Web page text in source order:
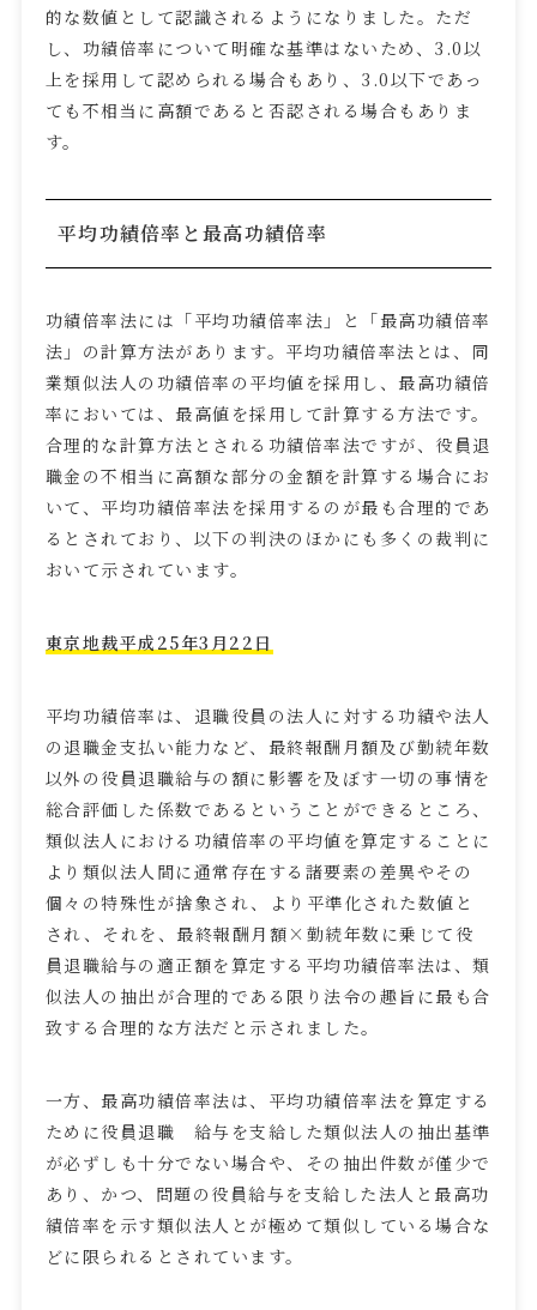
的な数値として認識されるようになりました。ただ
し、功績倍率について明確な基準はないため、 3.0以
上を採用して認められる場合もあり、 3.0以下であっ
ても不相当に高額であると否認される場合もありま
す。
平均功績倍率と最高功績倍率
功績倍率法には「平均功績倍率法」と「最高功績倍率
法」の計算方法があります。平均功績倍率法とは、同
業類似法人の功績倍率の平均値を採用し、最高功績倍
率においては、最高値を採用して計算する方法です。
合理的な計算方法とされる功績倍率法ですが、役員退
職金の不相当に高額な部分の金額を計算する場合にお
いて、平均功績倍率法を採用するのが最も合理的であ
るとされており、以下の判決のほかにも多くの裁判に
おいて示されています。
東京地裁平成 25年3 月 22 日
平均功績倍率は、退職役員の法人に対する功績や法人
の退職金支払い能力など、最終報酬月額及び勤続年数
以外の役員退職給与の額に影響を及ぼす一切の事情を
総合評価した係数であるということができるところ、
類似法人における功績倍率の平均値を算定することに
より類似法人間に通常存在する諸要素の差異やその
個々の特殊性が捨象され、より平準化された数値と
され、それを、最終報酬月額×勤続年数に乗じて役
員退職給与の適正額を算定する平均功績倍率法は、類
似法人の抽出が合理的である限り法令の趣旨に最も合
致する合理的な方法だと示されました。
一方、最高功績倍率法は、平均功績倍率法を算定する
ために役員退職 給与を支給した類似法人の抽出基準
が必ずしも十分でない場合や、その抽出件数が僅少で
あり、かつ、問題の役員給与を支給した法人と最高功
績倍率を示す類似法人とが極めて類似している場合な
どに限られるとされています。